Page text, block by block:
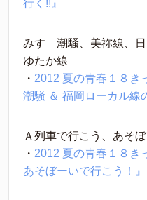
行く!!』
みすゞ潮騒、美祢線、
ゆたか線
・ 2012 夏の青春１８き
潮騒 ＆ 福岡ローカル線
Ａ列車で行こう、あそぼ
・ 2012 夏の青春１８き
あそぼーいで行こう！』